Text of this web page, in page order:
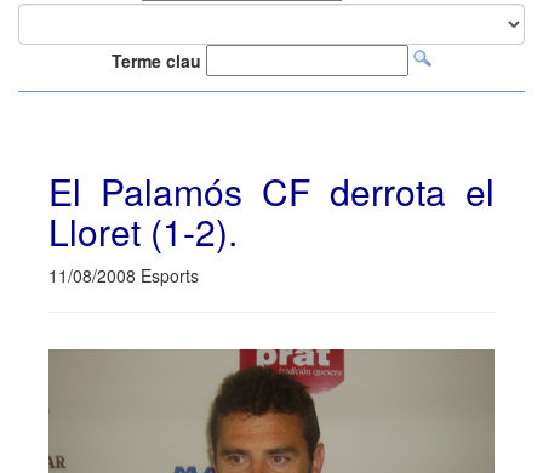
Terme clau
El Palamós CF derrota el
Lloret (1-2).
11/08/2008 Esports